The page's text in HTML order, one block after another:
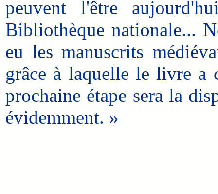
peuvent l'être
Bibliothèque nationale...
eu les manuscrits
grâce à laquelle le livre a
prochaine étape sera la
évidemment. »